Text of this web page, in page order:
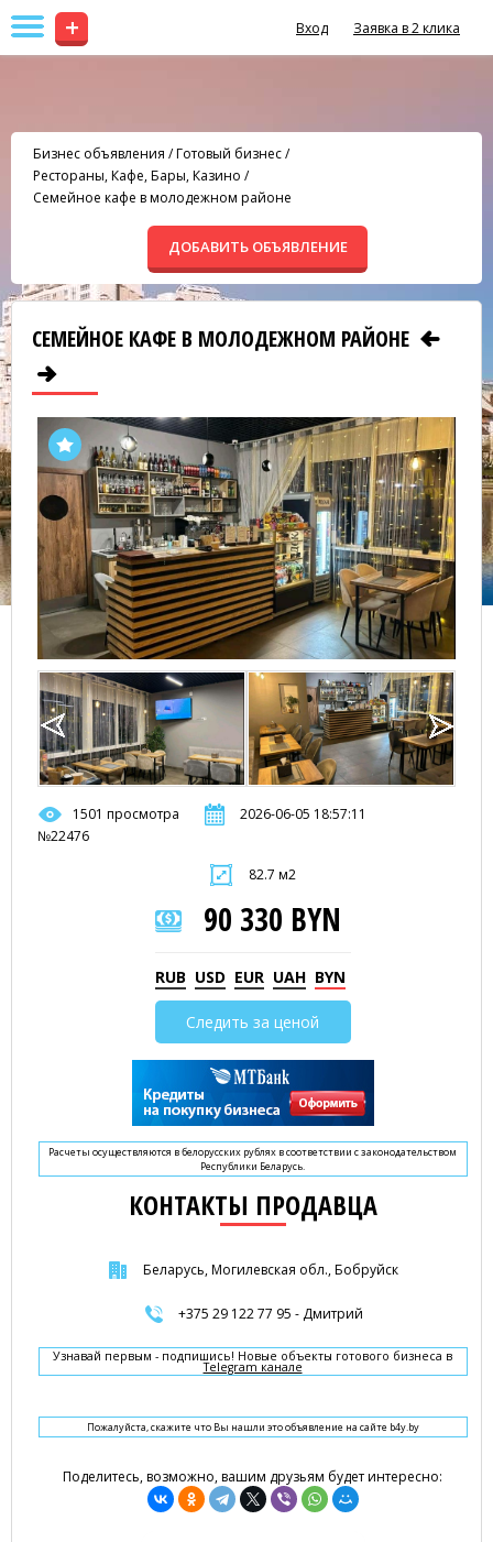
+ Вход Заявка в 2 клика
Бизнес объявления /Готовый бизнес/
Рестораны, Кафе, Бары, Казино /
Семейное кафе в молодежном районе
ДОБАВИТЬ ОБЪЯВЛЕНИЕ
СЕМЕЙНОЕ КАФЕ В МОЛОДЕЖНОМ РАЙОНЕ
1501 просмотра
2026-06-05 18:57:11
№22476
82.7 м2
90 330 BYN
RUB USD EUR UAH BYN
Следить за ценой
Расчеты осуществляются в белорусских рублях в соответствии с законодательством
Республики Беларусь.
КОНТАКТЫ ПРОДАВЦА
Беларусь, Могилевская обл., Бобруйск
+375 29 122 77 95 - Дмитрий
Узнавай первым - подпишись! Новые объекты готового бизнеса в
Telegram канале
Пожалуйста, скажите что Вы нашли это объявление на сайте b4y.by
Поделитесь, возможно, вашим друзьям будет интересно: